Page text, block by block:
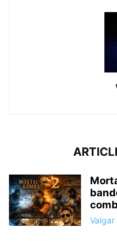
Valgar